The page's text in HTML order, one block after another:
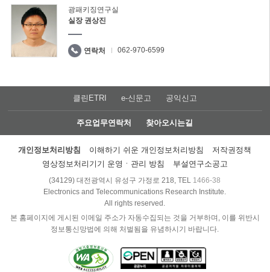
광패키징연구실
실장 권상진
연락처 062-970-6599
클린ETRI e-신문고 공익신고
주요업무연락처 찾아오시는길
개인정보처리방침 이해하기 쉬운 개인정보처리방침
저작권정책
영상정보처리기기 운영ㆍ관리 방침
부설연구소공고
(34129) 대전광역시 유성구 가정로 218, TEL 1466-38
Electronics and Telecommunications Research Institute.
All rights reserved.
본 홈페이지에 게시된 이메일 주소가 자동수집되는 것을 거부하며, 이를 위반시
정보통신망법에 의해 처벌됨을 유념하시기 바랍니다.